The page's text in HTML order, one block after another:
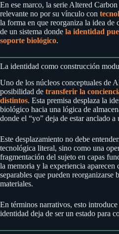
En ese marco, la serie Altered
relevante no por su vínculo con
la forma en que reorganiza la idea
de un sistema donde la identidad
soporte biológico.
La identidad como construcción
Uno de los núcleos conceptuales de
posibilidad de transferir la
distintos. Esta premisa desplaza la
biológico hacia una lógica de
donde el “yo” deja de estar anclado
Este desplazamiento no debe
tecnológica literal, sino como una
fragmentación del sujeto en capas
la memoria y la experiencia aparecen
separables que pueden reorganizarse
materiales.
En términos narrativos, esto
identidad deja de ser un estado para